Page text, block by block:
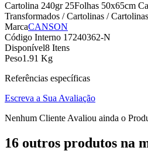
Cartolina 240gr 25Folhas 50x65cm
Transformados / Cartolinas /
MarcaCANSON
Código Interno 17240362-N
Disponível8 Itens
Peso1.91 Kg
Referências específicas
Escreva a Sua Avaliação
Nenhum Cliente Avaliou ainda o
16 outros produtos na